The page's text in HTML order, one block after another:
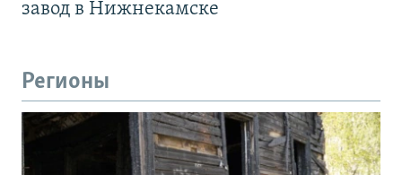
завод в Нижнекамске
Регионы